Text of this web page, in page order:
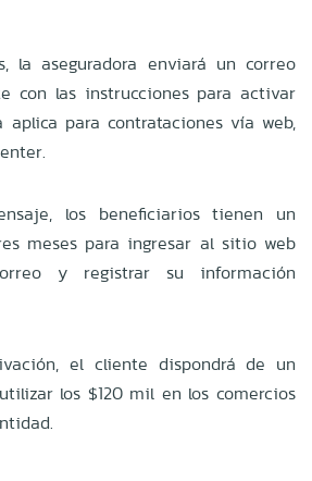
la aseguradora enviará un correo
con las instrucciones para activar
aplica para contrataciones vía web,
los beneficiarios tienen un
meses para ingresar al sitio web
y registrar su información
el cliente dispondrá de un
los $120 mil en los comercios